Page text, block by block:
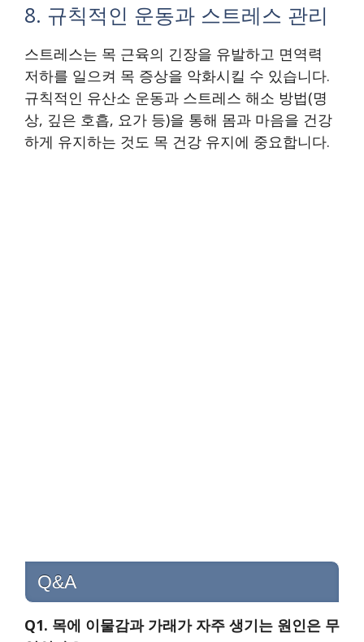
8. 규칙적인 운동과 스트레스 관리
스트레스는 목 근육의 긴장을 유발하고 면역력
저하를 일으켜 목 증상을 악화시킬 수 있습니다.
규칙적인 유산소 운동과 스트레스 해소 방법(명
상, 깊은 호흡, 요가 등)을 통해 몸과 마음을 건강
하게 유지하는 것도 목 건강 유지에 중요합니다.
Q&A
Q1. 목에 이물감과 가래가 자주 생기는 원인은 무